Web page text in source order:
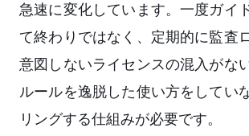
急速に変化しています。一度ガイ
て終わりではなく、定期的に監査
意図しないライセンスの混入がな
ルールを逸脱した使い方をしてい
リングする仕組みが必要です。